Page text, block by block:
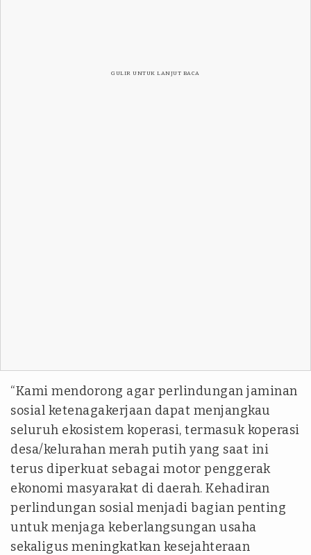
GULIR UNTUK LANJUT BACA
“Kami mendorong agar perlindungan jaminan
sosial ketenagakerjaan dapat menjangkau
seluruh ekosistem koperasi, termasuk koperasi
desa/kelurahan merah putih yang saat ini
terus diperkuat sebagai motor penggerak
ekonomi masyarakat di daerah. Kehadiran
perlindungan sosial menjadi bagian penting
untuk menjaga keberlangsungan usaha
sekaligus meningkatkan kesejahteraan